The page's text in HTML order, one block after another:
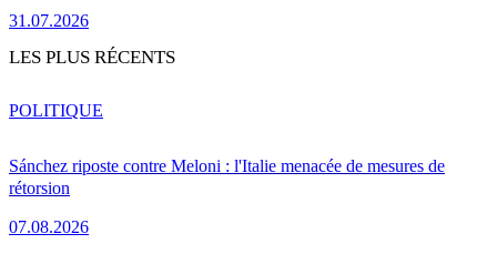
31.07.2026
LES PLUS RÉCENTS
Sánchez riposte contre Meloni : l'Italie menacée de mesures de
rétorsion
07.08.2026
POLITIQUE